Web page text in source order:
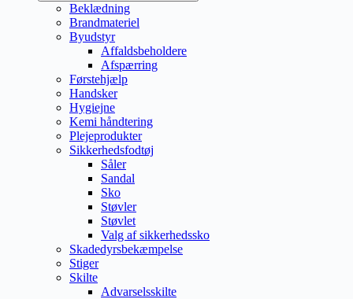
Beklædning
Brandmateriel
Byudstyr
Affaldsbeholdere
Afspærring
Førstehjælp
Handsker
Hygiejne
Kemi håndtering
Plejeprodukter
Sikkerhedsfodtøj
Såler
Sandal
Sko
Støvler
Støvlet
Valg af sikkerhedssko
Skadedyrsbekæmpelse
Stiger
Skilte
Advarselsskilte